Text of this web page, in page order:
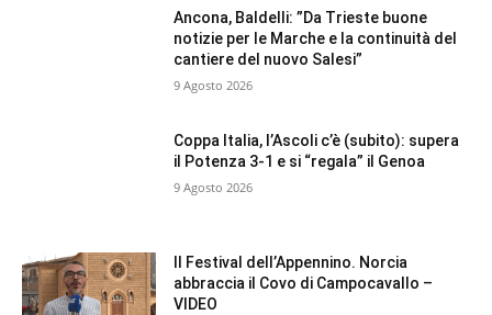
Ancona, Baldelli: ”Da Trieste buone
notizie per le Marche e la continuità del
cantiere del nuovo Salesi”
9 Agosto 2026
Coppa Italia, l’Ascoli c’è (subito): supera
il Potenza 3-1 e si “regala” il Genoa
9 Agosto 2026
Il Festival dell’Appennino. Norcia
abbraccia il Covo di Campocavallo –
VIDEO